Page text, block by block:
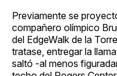
Previamente se
compañero olímpico
del EdgeWalk de la
tratase, entregar la
saltó -al menos